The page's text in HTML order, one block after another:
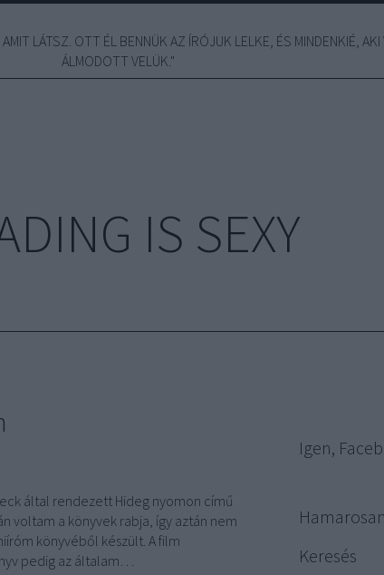
LÁTSZ. OTT ÉL BENNÜK AZ ÍRÓJUK LELKE, ÉS MINDENKIÉ, AKI
ÁLMODOTT VELÜK."
IS SEXY
által rendezett Hideg nyomon című
voltam a könyvek rabja, így aztán nem
könyvéből készült. A film
pedig az általam…
Igen,
Keresés